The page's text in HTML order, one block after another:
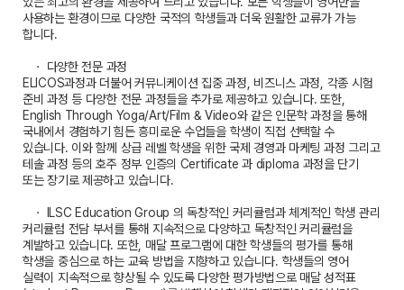
사용하는 환경이므로 다양한 국적의 학생들과 더욱 원활한 교류가 가능
합니다.
ㆍ 다양한 전문 과정
ELICOS과정과 더불어 커뮤니케이션 집중 과정, 비즈니스 과정, 각종 시험
준비 과정 등 다양한 전문 과정들을 추가로 제공하고 있습니다. 또한,
English Through Yoga/Art/Film & Video와 같은 인문학 과정을 통해
국내에서 경험하기 힘든 흥미로운 수업들을 학생이 직접 선택할 수
있습니다. 이와 함께 상급 레벨 학생을 위한 국제 경영과 마케팅 과정 그리고
테솔 과정 등의 호주 정부 인증의 Certificate 과 diploma 과정을 단기
또는 장기로 제공하고 있습니다.
ㆍ ILSC Education Group 의 독창적인 커리큘럼과 체계적인 학생 관리
커리큘럼 전담 부서를 통해 지속적으로 다양하고 독창적인 커리큘럼을
계발하고 있습니다. 또한, 매달 프로그램에 대한 학생들의 평가를 통해
학생을 중심으로 하는 교육 방법을 지향하고 있습니다. 학생들의 영어
실력이 지속적으로 향상될 수 있도록 다양한 평가방법으로 매달 성적표